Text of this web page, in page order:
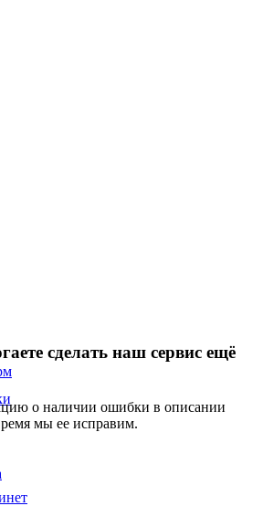
сделать наш сервис ещё
о наличии ошибки в описании
мы ее исправим.